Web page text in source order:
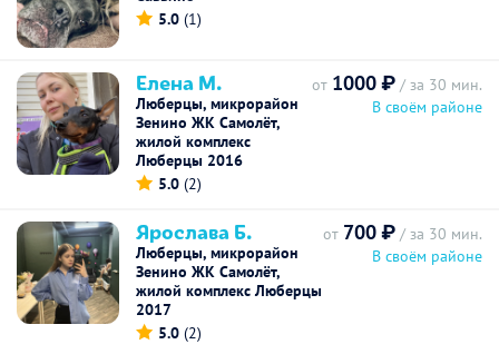
5.0 (1)
Елена М.
Люберцы, микрорайон
Зенино ЖК Самолёт,
жилой комплекс
Люберцы 2016
5.0 (2)
от 1000 ₽ / за 30 мин.
В своём районе
Ярослава Б.
Люберцы, микрорайон
Зенино ЖК Самолёт,
жилой комплекс Люберцы
2017
5.0 (2)
от 700 ₽ / за 30 мин.
В своём районе